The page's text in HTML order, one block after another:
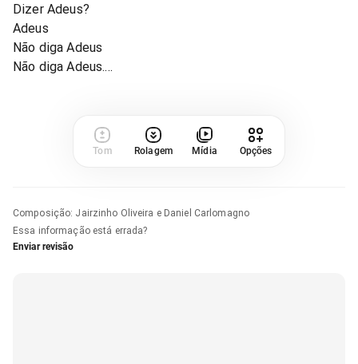
Dizer Adeus?
Adeus
Não diga Adeus
Não diga Adeus....
Tom Rolagem Mídia Opções
Composição: Jairzinho Oliveira e Daniel Carlomagno
Essa informação está errada?
Enviar revisão